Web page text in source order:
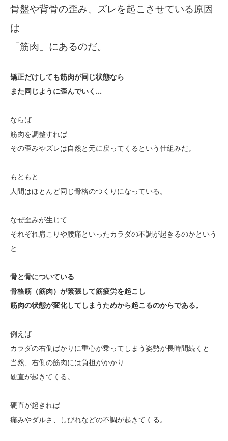
骨盤や背骨の歪み、ズレを起こさせている原因
は
「筋肉」にあるのだ。
矯正だけしても筋肉が同じ状態なら
また同じように歪んでいく…
ならば
筋肉を調整すれば
その歪みやズレは自然と元に戻ってくるという仕組みだ。
もともと
人間はほとんど同じ骨格のつくりになっている。
なぜ歪みが生じて
それぞれ肩こりや腰痛といったカラダの不調が起きるのかという
と
骨と骨についている
骨格筋（筋肉）が緊張して筋疲労を起こし
筋肉の状態が変化してしまうためから起こるのからである。
例えば
カラダの右側ばかりに重心が乗ってしまう姿勢が長時間続くと
当然、右側の筋肉には負担がかかり
硬直が起きてくる。
硬直が起きれば
痛みやダルさ、しびれなどの不調が起きてくる。